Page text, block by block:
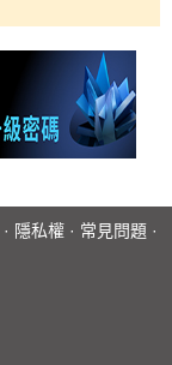
· 隱私權 · 常見問題 ·